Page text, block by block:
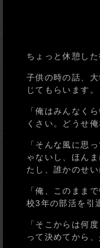
ちょっと休憩し
子供の時の話、
じてもらいます。
「俺はみんなく
くさい。どうせ
「そんな風に思
ゃないし、ほん
たし、誰かのせい
「俺、このまま
校3年の部活を引
「そこからは何
って決めてから